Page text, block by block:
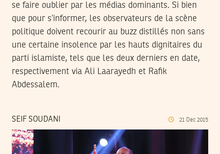
se faire oublier par les médias dominants. Si bien
que pour s’informer, les observateurs de la scène
politique doivent recourir au buzz distillés non sans
une certaine insolence par les hauts dignitaires du
parti islamiste, tels que les deux derniers en date,
respectivement via Ali Laarayedh et Rafik
Abdessalem.
SEIF SOUDANI 21 Dec 2015